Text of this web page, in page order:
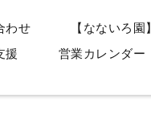
わせ 【なないろ園】
援 営業カレンダー